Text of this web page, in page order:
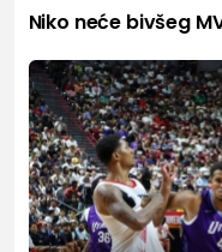
Niko neće bivšeg